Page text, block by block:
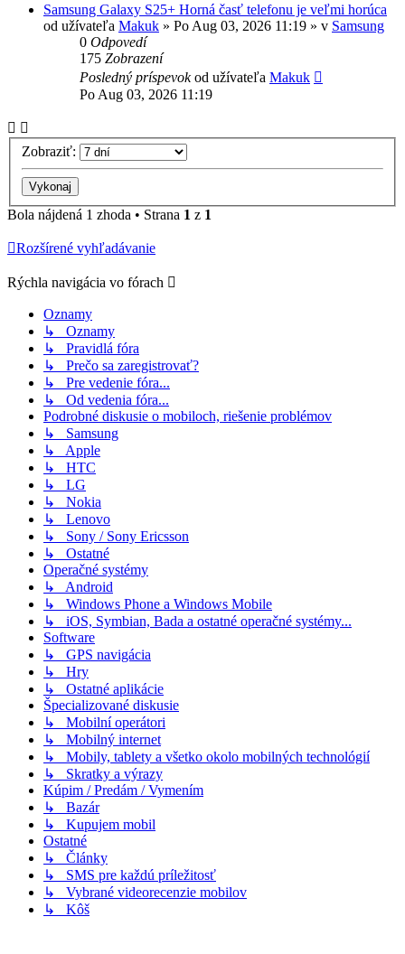
Samsung Galaxy S25+ Horná časť telefonu je veľmi horúca
od užívateľa Makuk » Po Aug 03, 2026 11:19 » v Samsung
0 Odpovedí
175 Zobrazení
Posledný príspevokod užívateľa Makuk
Po Aug 03, 2026 11:19
Zobraziť:
Bola nájdená 1 zhoda • Strana 1 z 1
Rozšírené vyhľadávanie
Rýchla navigácia vo fórach
Oznamy
↳ Oznamy
↳ Pravidlá fóra
↳ Prečo sa zaregistrovať?
↳ Pre vedenie fóra...
↳ Od vedenia fóra...
Podrobné diskusie o mobiloch, riešenie problémov
↳ Samsung
↳ Apple
↳ HTC
↳ LG
↳ Nokia
↳ Lenovo
↳ Sony / Sony Ericsson
↳ Ostatné
Operačné systémy
↳ Android
↳ Windows Phone a Windows Mobile
↳ iOS, Symbian, Bada a ostatné operačné systémy...
Software
↳ GPS navigácia
↳ Hry
↳ Ostatné aplikácie
Špecializované diskusie
↳ Mobilní operátori
↳ Mobilný internet
↳ Mobily, tablety a všetko okolo mobilných technológií
↳ Skratky a výrazy
Kúpim / Predám / Vymením
↳ Bazár
↳ Kupujem mobil
Ostatné
↳ Články
↳ SMS pre každú príležitosť
↳ Vybrané videorecenzie mobilov
↳ Kôš